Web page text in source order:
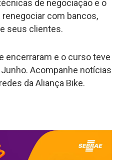
de negociação e o
com bancos,
seus clientes.
encerraram e o curso teve
Acompanhe notícias
da Aliança Bike.